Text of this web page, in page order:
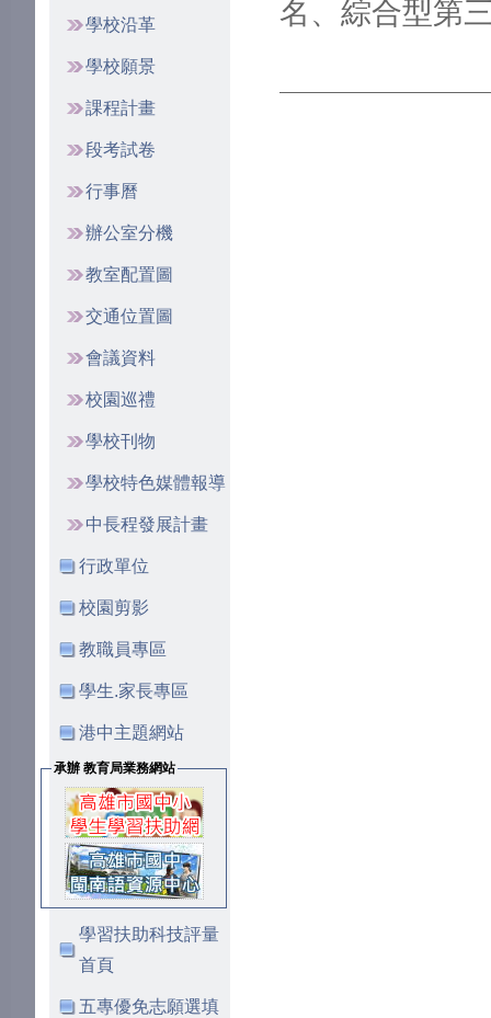
學校沿革
學校願景
課程計畫
段考試卷
行事曆
辦公室分機
教室配置圖
交通位置圖
會議資料
校園巡禮
學校刊物
學校特色媒體報導
中長程發展計畫
行政單位
校園剪影
教職員專區
學生.家長專區
港中主題網站
承辦 教育局業務網站
學習扶助科技評量
首頁
五專優免志願選填
名、綜合型第